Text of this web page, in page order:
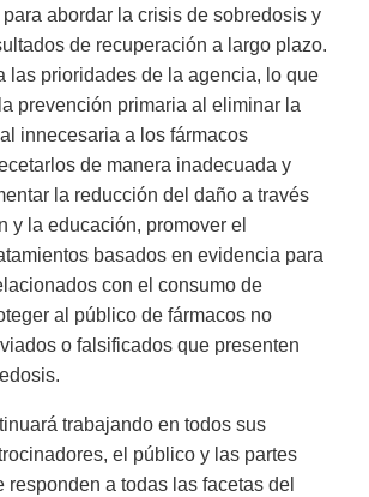
abordar la crisis de sobredosis y
de recuperación a largo plazo.
las prioridades de la agencia, lo que
prevención primaria al eliminar la
innecesaria a los fármacos
de manera inadecuada y
la reducción del daño a través
y la educación, promover el
basados en evidencia para
con el consumo de
al público de fármacos no
o falsificados que presenten
trabajando en todos sus
el público y las partes
responden a todas las facetas del